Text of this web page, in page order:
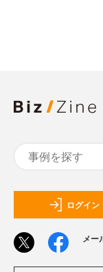
ログイン
メー